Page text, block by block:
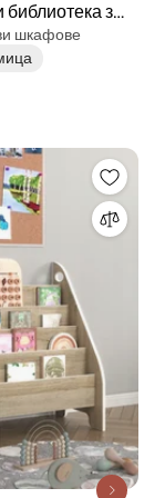
за
шкафове